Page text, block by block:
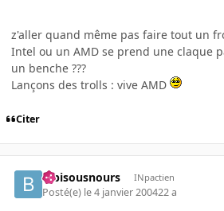
z'aller quand même pas faire tout un
Intel ou un AMD se prend une claque
un benche ???
Lançons des trolls : vive AMD
Citer
bibisousnours INpactien
Posté(e) le 4 janvier 200422 a